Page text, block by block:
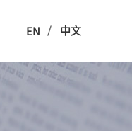
EN / 中文